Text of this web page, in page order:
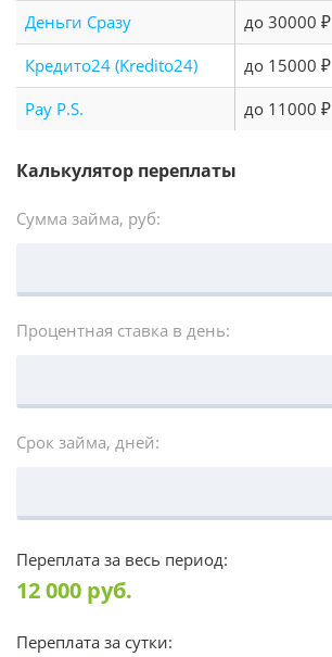
Деньги Сразу
до 30000 ₽
Кредито24 (Kredito24)
до 15000 ₽
Pay P.S.
до 11000 ₽
Калькулятор переплаты
Сумма займа, руб:
Процентная ставка в день:
Срок займа, дней:
Переплата за весь период:
12 000 руб.
Переплата за сутки: